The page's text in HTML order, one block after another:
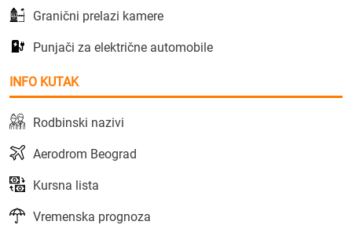
Granični prelazi kamere
Punjači za električne automobile
INFO KUTAK
Rodbinski nazivi
Aerodrom Beograd
Kursna lista
Vremenska prognoza